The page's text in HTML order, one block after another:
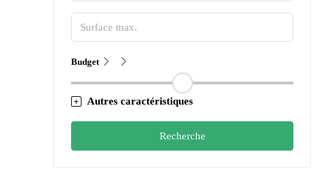
Budget
Autres caractéristiques
Recherche